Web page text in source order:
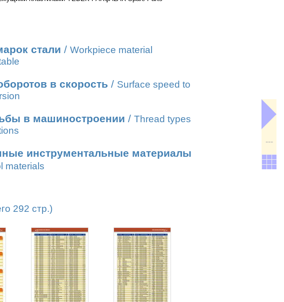
стали / Workpiece material
в скорость / Surface speed to
в машиностроении / Thread types
инструментальные материалы
materials
292 стр.)
---